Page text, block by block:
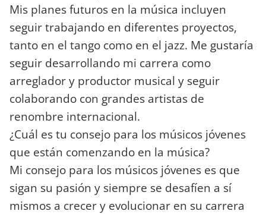
Mis planes futuros en la música incluyen
seguir trabajando en diferentes proyectos,
tanto en el tango como en el jazz. Me gustaría
seguir desarrollando mi carrera como
arreglador y productor musical y seguir
colaborando con grandes artistas de
renombre internacional.
¿Cuál es tu consejo para los músicos jóvenes
que están comenzando en la música?
Mi consejo para los músicos jóvenes es que
sigan su pasión y siempre se desafíen a sí
mismos a crecer y evolucionar en su carrera